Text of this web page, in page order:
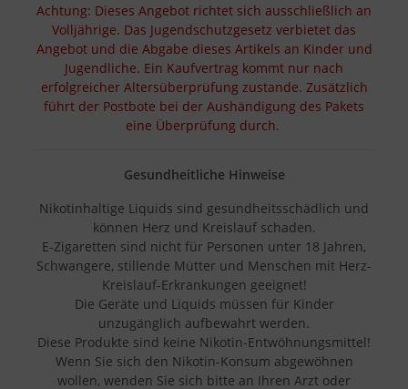
Achtung: Dieses Angebot richtet sich ausschließlich an
Volljährige. Das Jugendschutzgesetz verbietet das
Angebot und die Abgabe dieses Artikels an Kinder und
Jugendliche. Ein Kaufvertrag kommt nur nach
erfolgreicher Altersüberprüfung zustande. Zusätzlich
führt der Postbote bei der Aushändigung des Pakets
eine Überprüfung durch.
Gesundheitliche Hinweise
Nikotinhaltige Liquids sind gesundheitsschädlich und
können Herz und Kreislauf schaden.
E-Zigaretten sind nicht für Personen unter 18 Jahren,
Schwangere, stillende Mütter und Menschen mit Herz-
Kreislauf-Erkrankungen geeignet!
Die Geräte und Liquids müssen für Kinder
unzugänglich aufbewahrt werden.
Diese Produkte sind keine Nikotin-Entwöhnungsmittel!
Wenn Sie sich den Nikotin-Konsum abgewöhnen
wollen, wenden Sie sich bitte an Ihren Arzt oder